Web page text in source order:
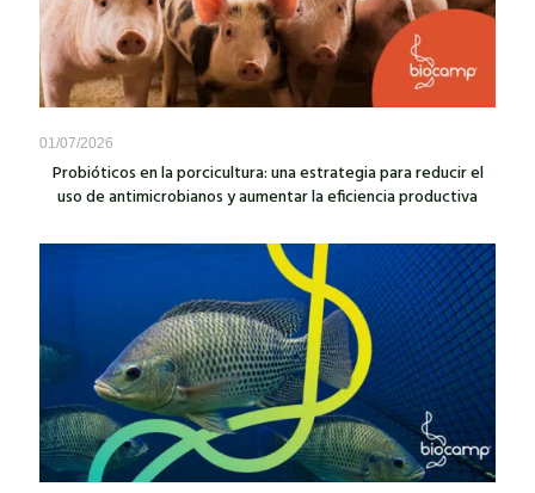
01/07/2026
Probióticos en la porcicultura: una estrategia para reducir el
uso de antimicrobianos y aumentar la eficiencia productiva